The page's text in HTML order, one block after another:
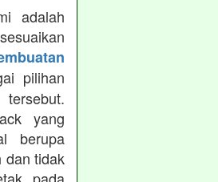
adalah
pilihan
yang
berupa
dan tidak